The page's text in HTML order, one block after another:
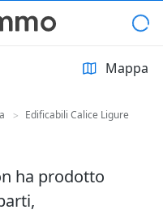
Mappa
> Edificabili Calice Ligure
ha prodotto